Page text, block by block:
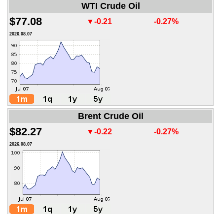
WTI Crude Oil
$77.08 ▼-0.21 -0.27%
2026.08.07
Brent Crude Oil
$82.27 ▼-0.22 -0.27%
2026.08.07